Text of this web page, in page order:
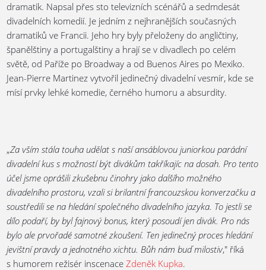
dramatik. Napsal přes sto televizních scénářů a sedmdesát
divadelních komedií. Je jedním z nejhranějších současných
dramatiků ve Francii. Jeho hry byly přeloženy do angličtiny,
španělštiny a portugalštiny a hrají se v divadlech po celém
světě, od Paříže po Broadway a od Buenos Aires po Mexiko.
Jean-Pierre Martinez vytvořil jedinečný divadelní vesmír, kde se
mísí prvky lehké komedie, černého humoru a absurdity.
„Za vším stála touha udělat s naší ansáblovou juniorkou parádní
divadelní kus s možností být divákům takříkajíc na dosah. Pro tento
účel jsme oprášili zkušebnu činohry jako dalšího možného
divadelního prostoru, vzali si brilantní francouzskou konverzačku a
soustředili se na hledání společného divadelního jazyka. To jestli se
dílo podaří, by byl fajnový bonus, který posoudí jen divák. Pro nás
bylo ale prvořadé samotné zkoušení. Ten jedinečný proces hledání
jevištní pravdy a jednotného xichtu. Bůh nám buď milostiv," říká
s humorem režisér inscenaceZdeněk Kupka.